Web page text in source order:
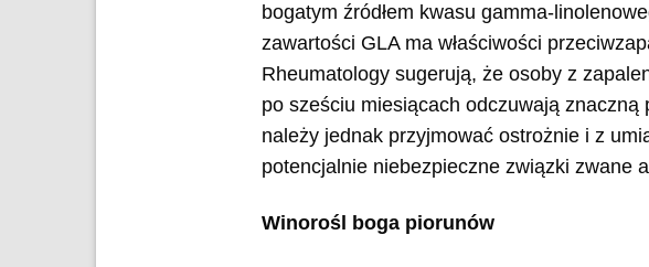
bogatym źródłem kwasu gamma-
zawartości GLA ma właściwości
Rheumatology sugerują, że osoby z
po sześciu miesiącach odczuwają
należy jednak przyjmować ostrożnie i z
potencjalnie niebezpieczne związki zwane
Winorośl boga piorunów